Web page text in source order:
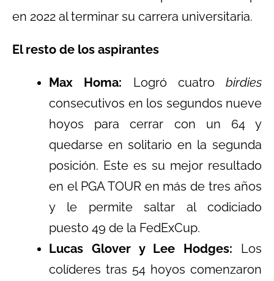
en 2022 al terminar su carrera universitaria.
El resto de los aspirantes
Max Homa: Logró cuatro birdies
consecutivos en los segundos nueve
hoyos para cerrar con un 64 y
quedarse en solitario en la segunda
posición. Este es su mejor resultado
en el PGA TOUR en más de tres años
y le permite saltar al codiciado
puesto 49 de la FedExCup.
Lucas Glover y Lee Hodges: Los
colíderes tras 54 hoyos comenzaron